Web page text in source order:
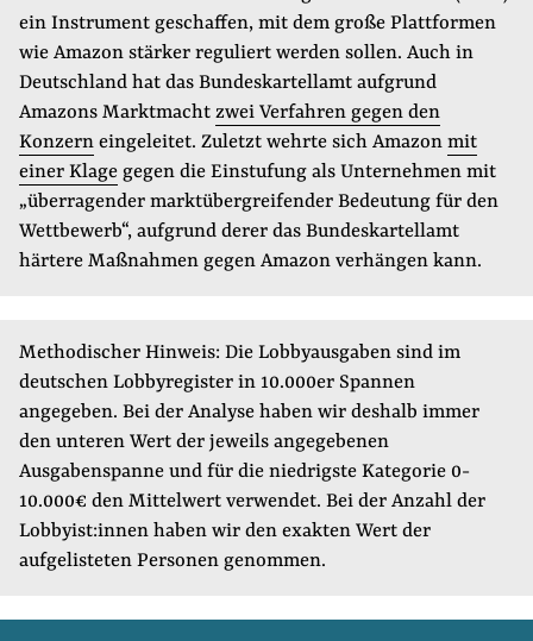
ein Instrument geschaffen, mit dem große Plattformen
wie Amazon stärker reguliert werden sollen. Auch in
Deutschland hat das Bundeskartellamt aufgrund
Amazons Marktmacht zwei Verfahren gegen den
Konzern eingeleitet. Zuletzt wehrte sich Amazon mit
einer Klage gegen die Einstufung als Unternehmen mit
„überragender marktübergreifender Bedeutung für den
Wettbewerb“, aufgrund derer das Bundeskartellamt
härtere Maßnahmen gegen Amazon verhängen kann.
Methodischer Hinweis: Die Lobbyausgaben sind im
deutschen Lobbyregister in 10.000er Spannen
angegeben. Bei der Analyse haben wir deshalb immer
den unteren Wert der jeweils angegebenen
Ausgabenspanne und für die niedrigste Kategorie 0-
10.000€ den Mittelwert verwendet. Bei der Anzahl der
Lobbyist:innen haben wir den exakten Wert der
aufgelisteten Personen genommen.